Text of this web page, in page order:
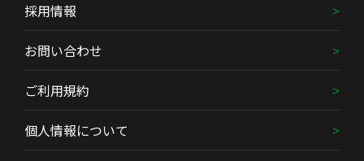
採用情報
お問い合わせ
ご利用規約
個人情報について